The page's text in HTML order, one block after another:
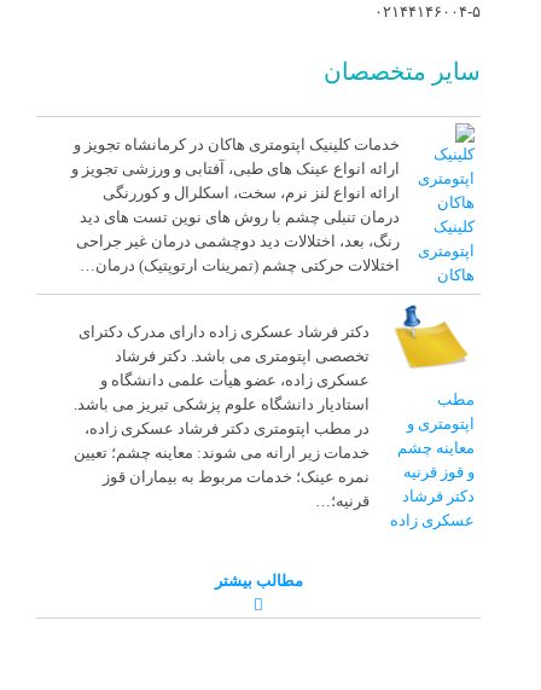
۰۲۱۴۴۱۴۶۰۰۴-۵
سایر متخصصان
کلینیک
اپتومتری
هاکان
خدمات کلینیک اپتومتری هاکان در کرمانشاه تجویز و
ارائه انواع عینک های طبی، آفتابی و ورزشی تجویز و
ارائه انواع لنز‌ نرم‌، سخت، اسکلرال و کوررنگی
درمان تنبلی چشم با روش های نوین تست های دید
رنگ، بعد، اختلالات دید دوچشمی درمان غیر جراحی
اختلالات حرکتی چشم (تمرینات ارتوپتیک) درمان…
مطب
اپتومتری و
معاینه چشم
و قوز قرنیه
دکتر فرشاد
عسکری زاده
دکتر فرشاد عسکری زاده دارای مدرک دکترای
تخصصی اپتومتری می باشد. دکتر فرشاد
عسکری زاده، عضو هیأت علمی دانشگاه و
استادیار دانشگاه علوم پزشکی تبریز می باشد.
در مطب اپتومتری دکتر فرشاد عسکری زاده،
خدمات زیر ارانه می شوند: معاینه چشم؛ تعیین
نمره عینک؛ خدمات مربوط به بیماران قوز
قرنیه؛…
مطالب بیشتر